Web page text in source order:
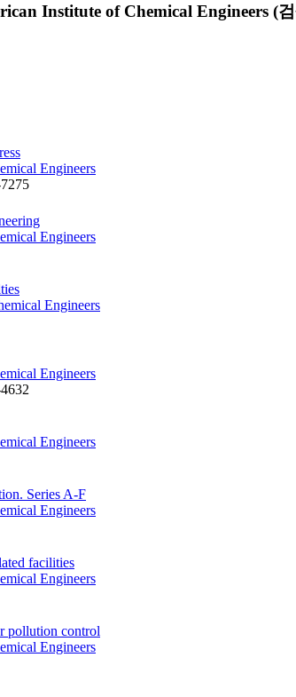
Institute of Chemical Engineers (
Engineers
Engineers
Engineers
Engineers
Engineers
Series A-F
Engineers
facilities
Engineers
pollution control
Engineers